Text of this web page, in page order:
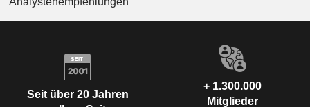
Seit über 20 Jahren
+ 1.300.000
Mitglieder